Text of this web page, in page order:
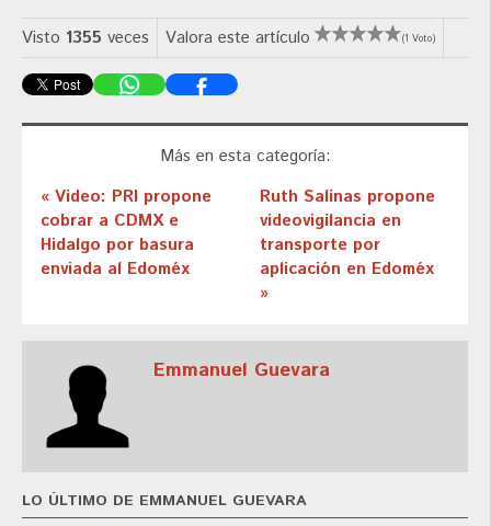
Visto 1355 veces Valora este artículo (1 Voto)
Más en esta categoría:
« Video: PRI propone
cobrar a CDMX e
Hidalgo por basura
enviada al Edoméx
Ruth Salinas propone
videovigilancia en
transporte por
aplicación en Edoméx
»
Emmanuel Guevara
LO ÚLTIMO DE EMMANUEL GUEVARA